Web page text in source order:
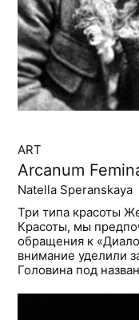
ART
Arcanum
Natella Speranskaya
Три типа красоты
Красоты, мы
обращения к
внимание уделили
Головина под